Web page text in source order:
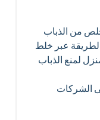
من الذباب
عبر خلط
لمنع الذباب
الشركات